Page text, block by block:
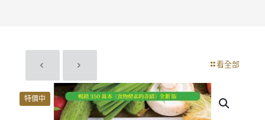
看全部
特價中